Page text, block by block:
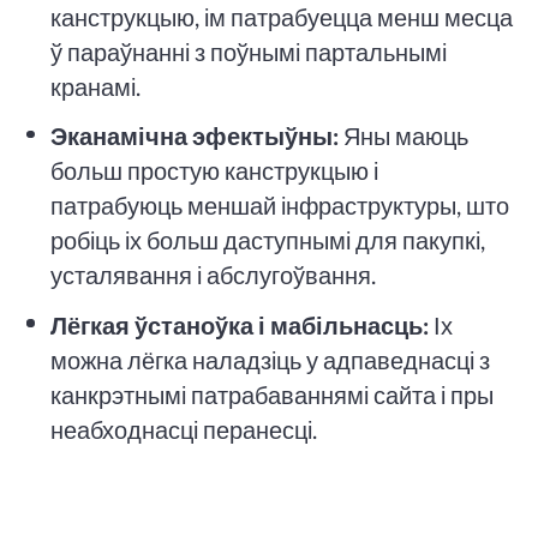
канструкцыю, ім патрабуецца менш месца
ў параўнанні з поўнымі партальнымі
кранамі.
Эканамічна эфектыўны: Яны маюць
больш простую канструкцыю і
патрабуюць меншай інфраструктуры, што
робіць іх больш даступнымі для пакупкі,
усталявання і абслугоўвання.
Лёгкая ўстаноўка і мабільнасць: Іх
можна лёгка наладзіць у адпаведнасці з
канкрэтнымі патрабаваннямі сайта і пры
неабходнасці перанесці.